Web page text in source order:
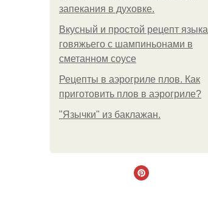
запекания в духовке.
Вкусный и простой рецепт языка
говяжьего с шампиньонами в
сметанном соусе
Рецепты в аэрогриле плов. Как
приготовить плов в аэрогриле?
"Язычки" из баклажан.